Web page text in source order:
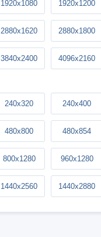
1920x1080 1920x1200
2880x1620 2880x1800
3840x2400 4096x2160
240x320 240x400
480x800 480x854
800x1280 960x1280
1440x2560 1440x2880